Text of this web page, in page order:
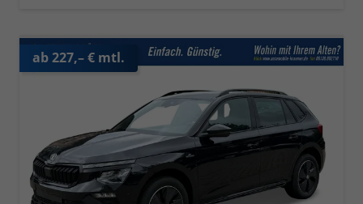
ab 227,– € mtl.